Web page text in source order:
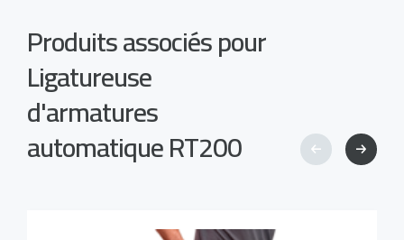
Produits associés pour
Ligatureuse
d'armatures
automatique RT200